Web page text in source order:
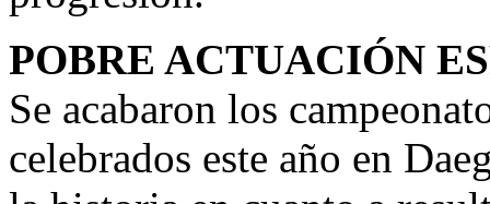
POBRE ACTUACIÓN
Se acabaron los
celebrados este año en